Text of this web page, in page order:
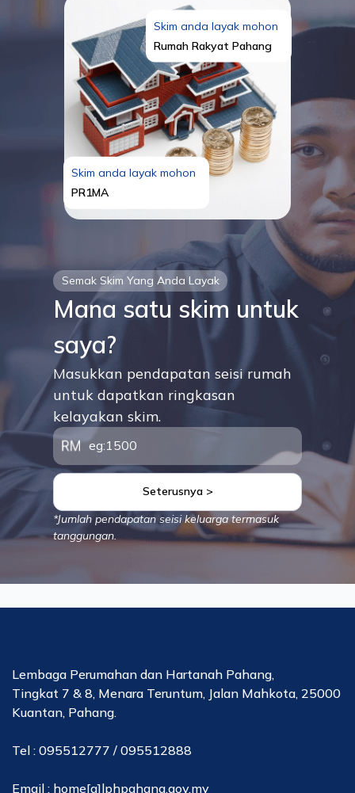
Semak Skim Yang Anda Layak
Mana satu skim untuk
saya?
Masukkan pendapatan seisi rumah
untuk dapatkan ringkasan
kelayakan skim.
Seterusnya >
*Jumlah pendapatan seisi keluarga termasuk
tanggungan.
Skim anda layak mohon
Rumah Rakyat Pahang
Skim anda layak mohon
PR1MA
Lembaga Perumahan dan Hartanah Pahang,
Tingkat 7 & 8, Menara Teruntum, Jalan Mahkota, 25000
Kuantan, Pahang.
Tel : 095512777 / 095512888
Email : home[a]lphpahang.gov.my